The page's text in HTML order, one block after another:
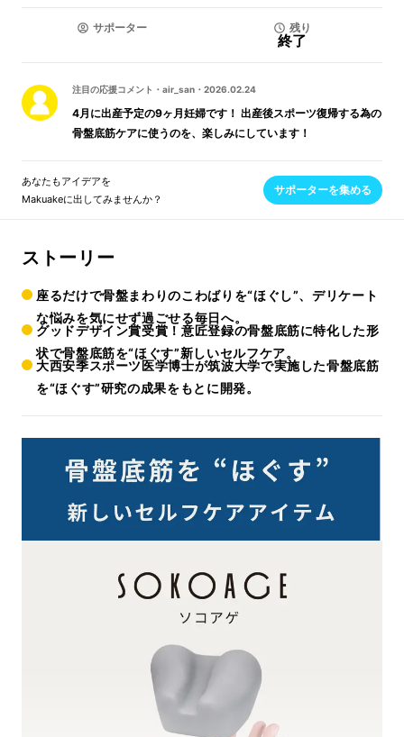
サポーター 残り
終了
注目の応援コメント ・ air_san ・ 2026.02.24
4月に出産予定の9ヶ月妊婦です！ 出産後スポーツ復帰する為の
骨盤底筋ケアに使うのを、楽しみにしています！
あなたもアイデアを
Makuakeに出してみませんか？
サポーターを集める
ストーリー
座るだけで骨盤まわりのこわばりを“ほぐし”、デリケート
な悩みを気にせず過ごせる毎日へ。
グッドデザイン賞受賞！意匠登録の骨盤底筋に特化した形
状で骨盤底筋を“ほぐす”新しいセルフケア。
大西安季スポーツ医学博士が筑波大学で実施した骨盤底筋
を“ほぐす”研究の成果をもとに開発。